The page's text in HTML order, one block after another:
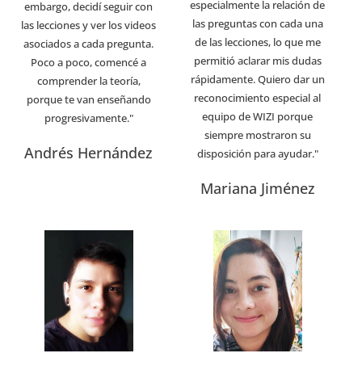
embargo, decidí seguir con
las lecciones y ver los videos
asociados a cada pregunta.
Poco a poco, comencé a
comprender la teoría,
porque te van enseñando
progresivamente."
Andrés Hernández
especialmente la relación de
las preguntas con cada una
de las lecciones, lo que me
permitió aclarar mis dudas
rápidamente. Quiero dar un
reconocimiento especial al
equipo de WIZI porque
siempre mostraron su
disposición para ayudar."
Mariana Jiménez